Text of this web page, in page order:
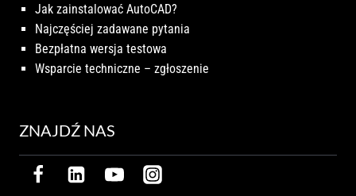
Jak zainstalować AutoCAD?
Najczęściej zadawane pytania
Bezpłatna wersja testowa
Wsparcie techniczne – zgłoszenie
ZNAJDŹ NAS